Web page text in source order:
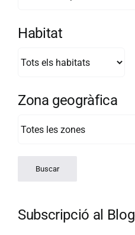
Habitat
Zona geogràfica
Subscripció al Blog